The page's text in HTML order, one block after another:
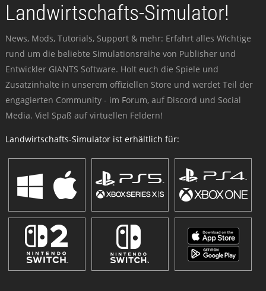
Landwirtschafts-Simulator!
News, Mods, Tutorials, Support & mehr: Erfahrt alles Wichtige
rund um die beliebte Simulationsreihe von Publisher und
Entwickler GIANTS Software. Holt euch die Spiele und
Zusatzinhalte in unserem offiziellen Store und werdet Teil der
engagierten Community - im Forum, auf Discord und Social
Media. Viel Spaß auf virtuellen Feldern!
Landwirtschafts-Simulator ist erhältlich für: